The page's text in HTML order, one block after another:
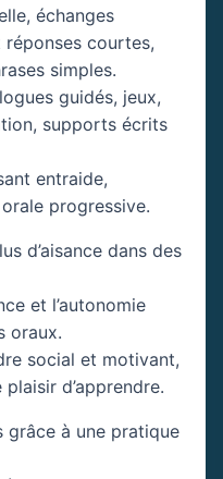
échanges
réponses courtes,
simples.
guidés, jeux,
supports écrits
entraide,
progressive.
d’aisance dans des
et l’autonomie
oraux.
social et motivant,
d’apprendre.
grâce à une pratique